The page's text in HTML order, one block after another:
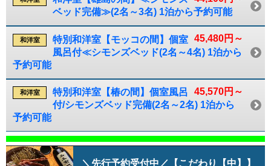
ベッド完備≫(2名～3名) 1泊から予約可能
45,480円～
和洋室
特別和洋室【モッコの間】個室
風呂付≪シモンズベッド(2名～4名) 1泊から
予約可能
45,570円～
和洋室
特別和洋室【椿の間】個室風呂
付/シモンズベッド完備(2名～2名) 1泊から
予約可能
＼先行予約受付中／【こだわり【中】】